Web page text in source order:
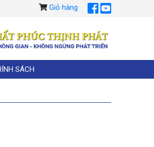
Giỏ hàng
SÁCH